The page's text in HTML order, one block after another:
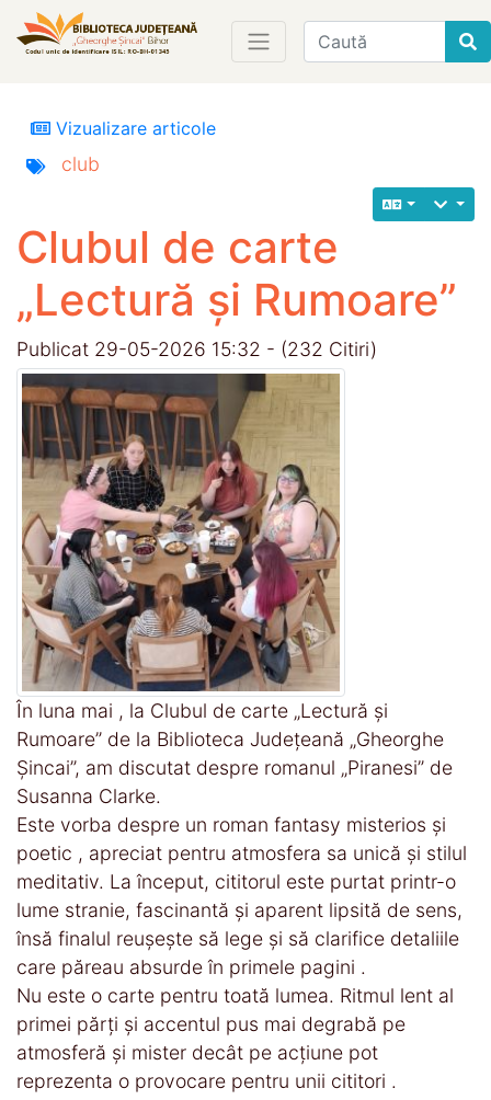
Find
Vizualizare articole
club
Clubul de carte
„Lectură și Rumoare”
Publicat 29-05-2026 15:32 - (232 Citiri)
În luna mai , la Clubul de carte „Lectură și
Rumoare” de la Biblioteca Județeană „Gheorghe
Șincai”, am discutat despre romanul „Piranesi” de
Susanna Clarke.
Este vorba despre un roman fantasy misterios și
poetic , apreciat pentru atmosfera sa unică și stilul
meditativ. La început, cititorul este purtat printr-o
lume stranie, fascinantă și aparent lipsită de sens,
însă finalul reușește să lege și să clarifice detaliile
care păreau absurde în primele pagini .
Nu este o carte pentru toată lumea. Ritmul lent al
primei părți și accentul pus mai degrabă pe
atmosferă și mister decât pe acțiune pot
reprezenta o provocare pentru unii cititori .